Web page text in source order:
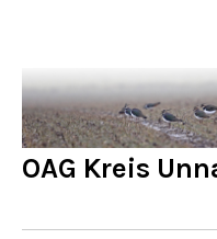
OAG Kreis